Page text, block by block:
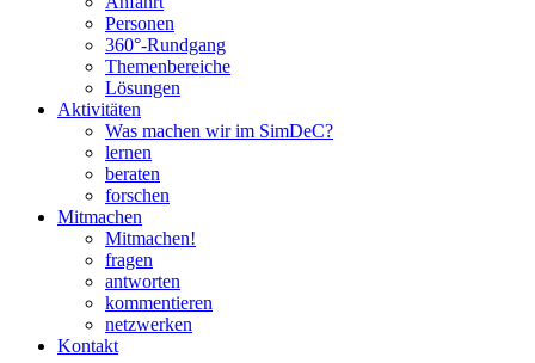
Personen
360°-Rundgang
Themenbereiche
Lösungen
Aktivitäten
Was machen wir im SimDeC?
lernen
beraten
forschen
Mitmachen
Mitmachen!
fragen
antworten
kommentieren
netzwerken
Kontakt